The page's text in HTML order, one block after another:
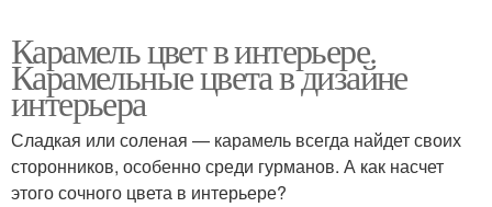
Карамель цвет в интерьере.
Карамельные цвета в дизайне
интерьера
Сладкая или соленая — карамель всегда найдет своих
сторонников, особенно среди гурманов. А как насчет
этого сочного цвета в интерьере?